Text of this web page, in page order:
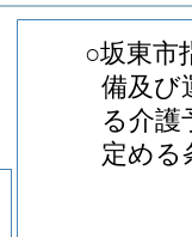
○坂東市
備及び
る介護
定める